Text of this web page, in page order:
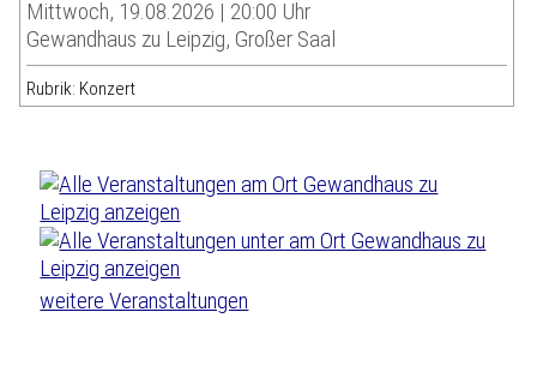
Mittwoch, 19.08.2026 | 20:00 Uhr
Gewandhaus zu Leipzig, Großer Saal
Rubrik: Konzert
weitere Veranstaltungen